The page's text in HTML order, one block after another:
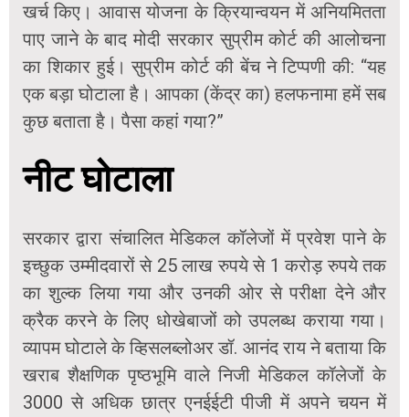
खर्च किए। आवास योजना के क्रियान्वयन में अनियमितता
पाए जाने के बाद मोदी सरकार सुप्रीम कोर्ट की आलोचना
का शिकार हुई। सुप्रीम कोर्ट की बेंच ने टिप्पणी की: “यह
एक बड़ा घोटाला है। आपका (केंद्र का) हलफनामा हमें सब
कुछ बताता है। पैसा कहां गया?”
नीट घोटाला
सरकार द्वारा संचालित मेडिकल कॉलेजों में प्रवेश पाने के
इच्छुक उम्मीदवारों से 25 लाख रुपये से 1 करोड़ रुपये तक
का शुल्क लिया गया और उनकी ओर से परीक्षा देने और
क्रैक करने के लिए धोखेबाजों को उपलब्ध कराया गया।
व्यापम घोटाले के व्हिसलब्लोअर डॉ. आनंद राय ने बताया कि
खराब शैक्षणिक पृष्ठभूमि वाले निजी मेडिकल कॉलेजों के
3000 से अधिक छात्र एनईईटी पीजी में अपने चयन में